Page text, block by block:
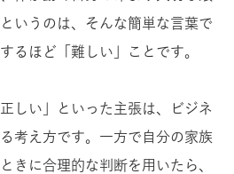
いうのは、そんな簡単な言葉で
るほど「難しい」ことです。
しい」といった主張は、ビジネ
考え方です。一方で自分の家族
きに合理的な判断を用いたら、